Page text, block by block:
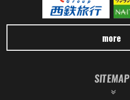
more
SITEMAP